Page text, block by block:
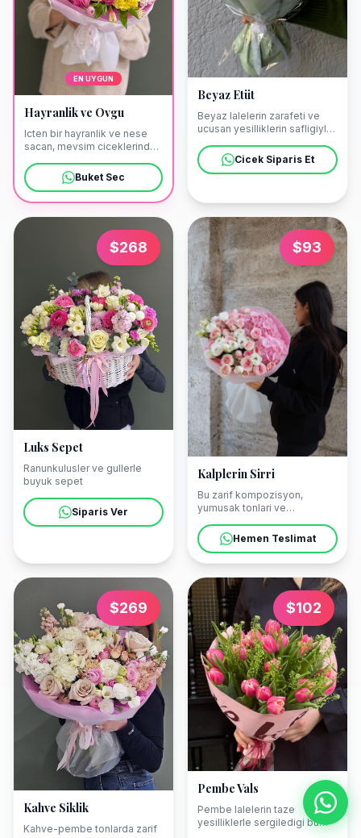
EN UYGUN
Hayranlik ve Ovgu
Icten bir hayranlik ve nese
sacan, mevsim ciceklerinden
Mersin'de, Yenisehir
Marina'daki bir yata veya
sehirdeki adresinize bu
ulastiriyoruz.
Buket Sec
Beyaz Etüt
Beyaz lalelerin zarafeti ve
ucusan yesilliklerin safligiyla
aranjman. Bu taze buketi
Yenisehir marinasindaki
ulastirabiliriz.
Cicek Siparis Et
$268
Luks Sepet
Ranunkulusler ve gullerle
buyuk sepet
Siparis Ver
$93
Kalplerin Sirri
Bu zarif kompozisyon,
yumusak tonlari ve
melodisini yansitiyor.
Mersin'de, Mezitli'nin huzurlu
kiyilarina veya sehir
golgesine bu taze buketi
ulastirabiliriz.
Hemen Teslimat
$269
Kahve Siklik
Kahve-pembe tonlarda zarif
$102
Pembe Vals
Pembe lalelerin taze
yesilliklerle sergiledigi bu